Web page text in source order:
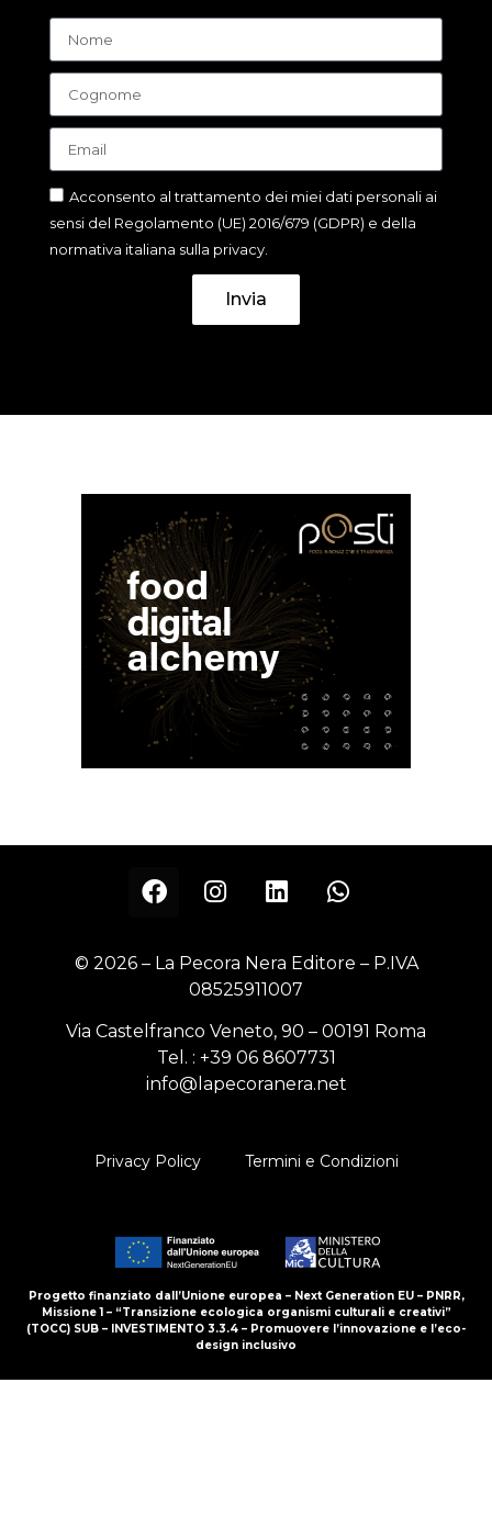
Acconsento al trattamento dei miei dati personali ai
sensi del Regolamento (UE) 2016/679 (GDPR) e della
normativa italiana sulla privacy.
Invia
© 2026 – La Pecora Nera Editore – P.IVA
08525911007
Via Castelfranco Veneto, 90 – 00191 Roma
Tel. : +39 06 8607731
info@lapecoranera.net
Privacy Policy Termini e Condizioni
Progetto finanziato dall’Unione europea – Next Generation EU – PNRR,
Missione 1 – “Transizione ecologica organismi culturali e creativi”
(TOCC) SUB – INVESTIMENTO 3.3.4 – Promuovere l’innovazione e l’eco-
design inclusivo